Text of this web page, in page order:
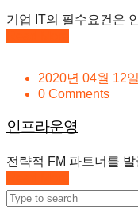
기업 IT의 필수요건은
2020년 04월 12일
0 Comments
인프라운영
전략적 FM 파트너를